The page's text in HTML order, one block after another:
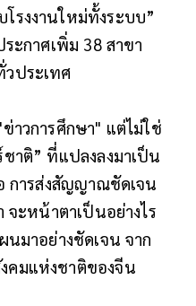
รงงานใหม่ทั้งระบบ”
ะกาศเพิ่ม 38 สาขา
ประเทศ
าวการศึกษา" แต่ไม่ใช่
าติ” ที่แปลงลงมาเป็น
การส่งสัญญาณชัดเจน
จะหน้าตาเป็นอย่างไร
นมาอย่างชัดเจน จาก
คมแห่งชาติของจีน